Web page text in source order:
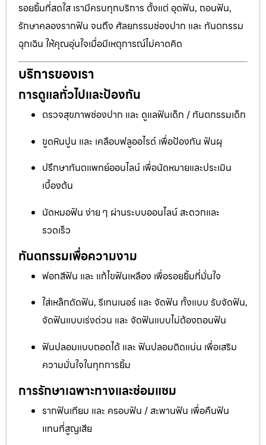
รอยยิ้มที่สดใส เรามีครบทุกบริการ ตั้งแต่ อุดฟัน, ถอนฟัน,
รักษาคลองรากฟัน จนถึง ศัลยกรรมช่องปาก และ ทันตกรรม
ฉุกเฉิน ให้คุณอุ่นใจเมื่อมีเหตุการณ์ไม่คาดคิด
บริการของเรา
การดูแลทั่วไปและป้องกัน
ตรวจสุขภาพช่องปาก และ ดูแลฟันเด็ก / ทันตกรรมเด็ก
ขูดหินปูน และ เคลือบฟลูออไรด์ เพื่อป้องกัน ฟันผุ
ปรึกษาทันตแพทย์ออนไลน์ เพื่อนัดหมายและประเมิน
เบื้องต้น
นัดหมอฟัน ง่าย ๆ ผ่านระบบออนไลน์ สะดวกและ
รวดเร็ว
ทันตกรรมเพื่อความงาม
ฟอกสีฟัน และ แก้ไขฟันเหลือง เพื่อรอยยิ้มที่มั่นใจ
ใส่เหล็กดัดฟัน, รีเทนเนอร์ และ จัดฟัน ทั้งแบบ รับจัดฟัน,
จัดฟันแบบเร่งด่วน และ จัดฟันแบบไม่ต้องถอนฟัน
ฟันปลอมแบบถอดได้ และ ฟันปลอมติดแน่น เพื่อเสริม
ความมั่นใจในทุกการยิ้ม
การรักษาเฉพาะทางและซ่อมแซม
รากฟันเทียม และ ครอบฟัน / สะพานฟัน เพื่อคืนฟัน
แทนที่สูญเสีย